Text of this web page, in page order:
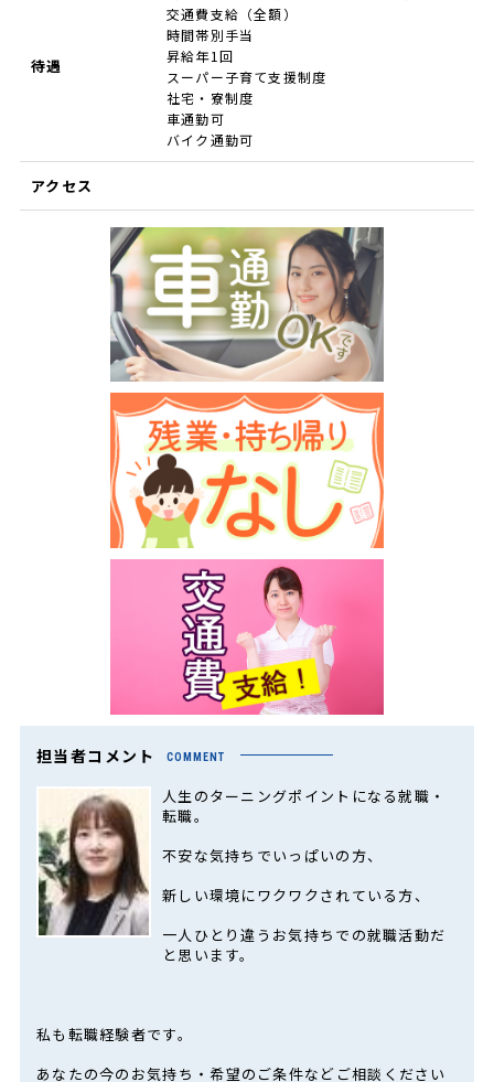
待遇
交通費支給（全額）
時間帯別手当
昇給年1回
スーパー子育て支援制度
社宅・寮制度
車通勤可
バイク通勤可
アクセス
担当者コメント COMMENT
人生のターニングポイントになる就職・
転職。
不安な気持ちでいっぱいの方、
新しい環境にワクワクされている方、
一人ひとり違うお気持ちでの就職活動だ
と思います。
私も転職経験者です。
あなたの今のお気持ち・希望のご条件などご相談ください